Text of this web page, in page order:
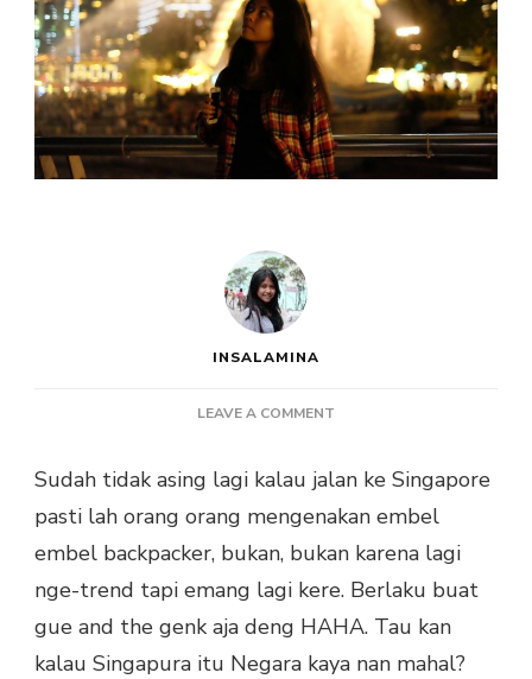
INSALAMINA
LEAVE A COMMENT
DI
SINGAPURA?]
LOOKING
FOR
FOOD
AT
Sudah tidak asing lagi kalau jalan ke Singapore
pasti lah orang orang mengenakan embel
embel backpacker, bukan, bukan karena lagi
nge-trend tapi emang lagi kere. Berlaku buat
gue and the genk aja deng HAHA. Tau kan
kalau Singapura itu Negara kaya nan mahal?